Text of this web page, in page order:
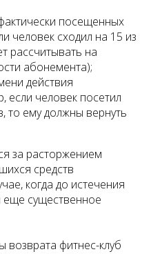
посещенных
человек сходил на 15 из
рассчитывать на
абонемента);
действия
если человек посетил
то ему должны вернуть
за расторжением
средств
когда до истечения
еще существенное
возврата фитнес-клуб